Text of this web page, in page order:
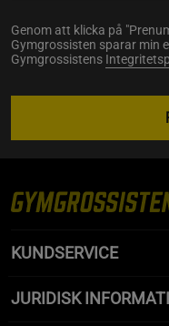
Genom att klicka på
Gymgrossisten sparar min
Gymgrossistens
KUNDSERVICE
JURIDISK